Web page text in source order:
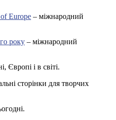
Europe – міжнародний
року – міжнародний
Європі і в світі.
сторінки для творчих